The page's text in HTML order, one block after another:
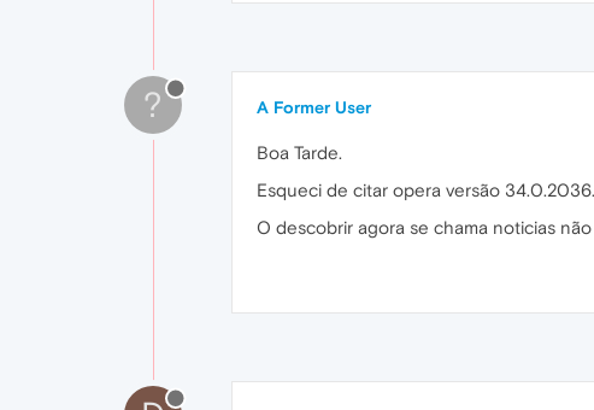
? A Former User
Boa Tarde.
Esqueci de citar opera versão
O descobrir agora se chama noticias